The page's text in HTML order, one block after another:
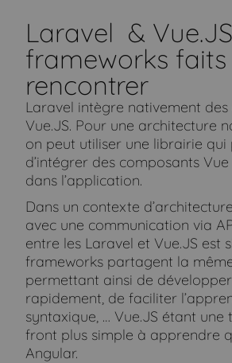
Laravel &
frameworks
rencontrer
Laravel intègre nativement
Vue.JS. Pour une architecture
on peut utiliser une librairie qui
d’intégrer des composants
dans l’application.
Dans un contexte
avec une communication via
entre les Laravel et Vue.JS est
frameworks partagent la
permettant ainsi de
rapidement, de faciliter
syntaxique, … Vue.JS étant une
front plus simple à apprendre
Angular.